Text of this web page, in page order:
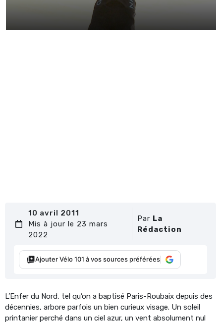
10 avril 2011
Mis à jour le 23 mars
2022
Par La
Rédaction
Ajouter Vélo 101 à vos sources préférées
L’Enfer du Nord, tel qu’on a baptisé Paris-Roubaix depuis des
décennies, arbore parfois un bien curieux visage. Un soleil
printanier perché dans un ciel azur, un vent absolument nul